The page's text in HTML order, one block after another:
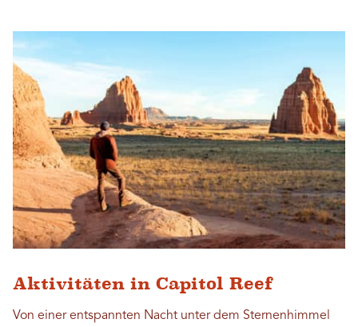
Aktivitäten in Capitol Reef
Von einer entspannten Nacht unter dem Sternenhimmel